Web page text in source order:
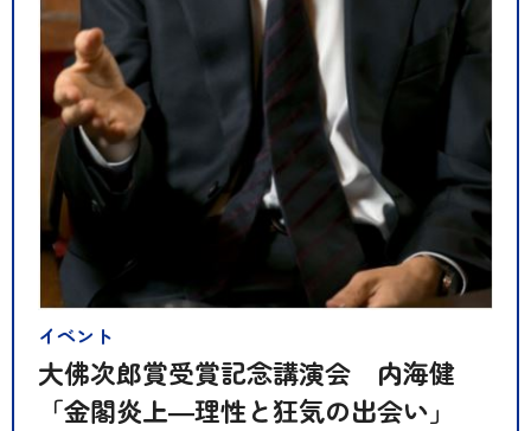
大佛次郎賞受賞記念講演会 内海健
「金閣炎上―理性と狂気の出会い」
イベント